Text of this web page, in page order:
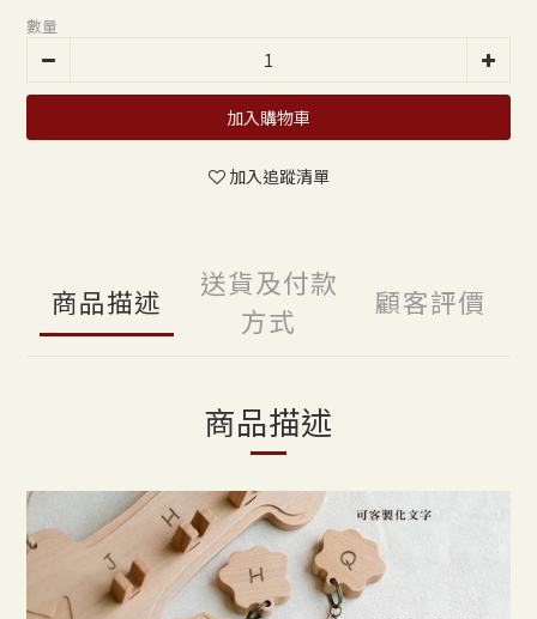
數量
加入購物車
加入追蹤清單
商品描述
送貨及付款
方式
顧客評價
商品描述